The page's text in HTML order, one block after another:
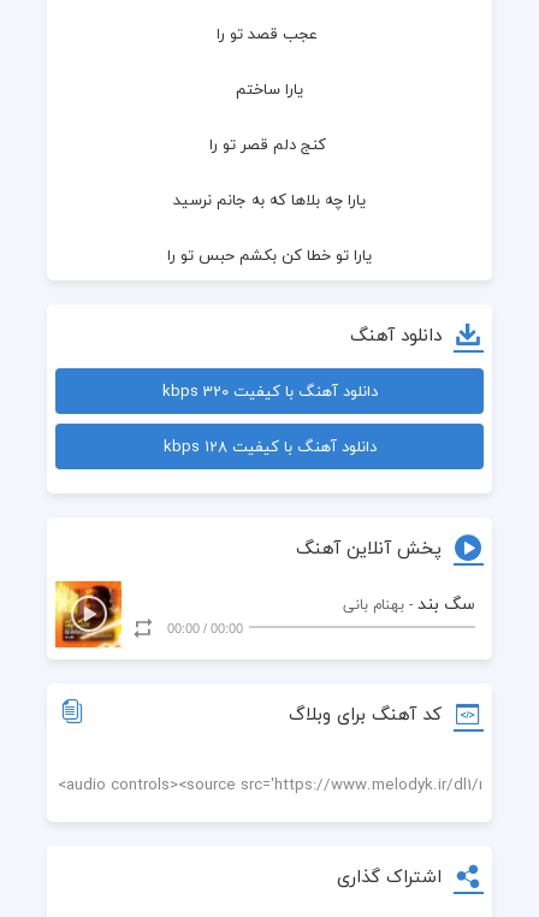
عجب قصد تو را
یارا ساختم
کنج دلم قصر تو را
یارا چه بلاها که به جانم نرسید
یارا تو خطا کن بکشم حبس تو را
بپوشان ز همه جنگل موهایت را
شدم در به در کوی تو من دریابم
عشق دلخواه من و ماه من و مهتابم
نرنجان دل این عاشقه رسوایت را
عشق دلخواه من و ماه من و مهتابم
به درد عشق مبتلا شد دل زارم
دانلود آهنگ
دانلود آهنگ با کیفیت 320 kbps
دانلود آهنگ با کیفیت 128 kbps
پخش آنلاین آهنگ
سگ بند - بهنام بانی
00:00
/
00:00
کد آهنگ برای وبلاگ
اشتراک گذاری